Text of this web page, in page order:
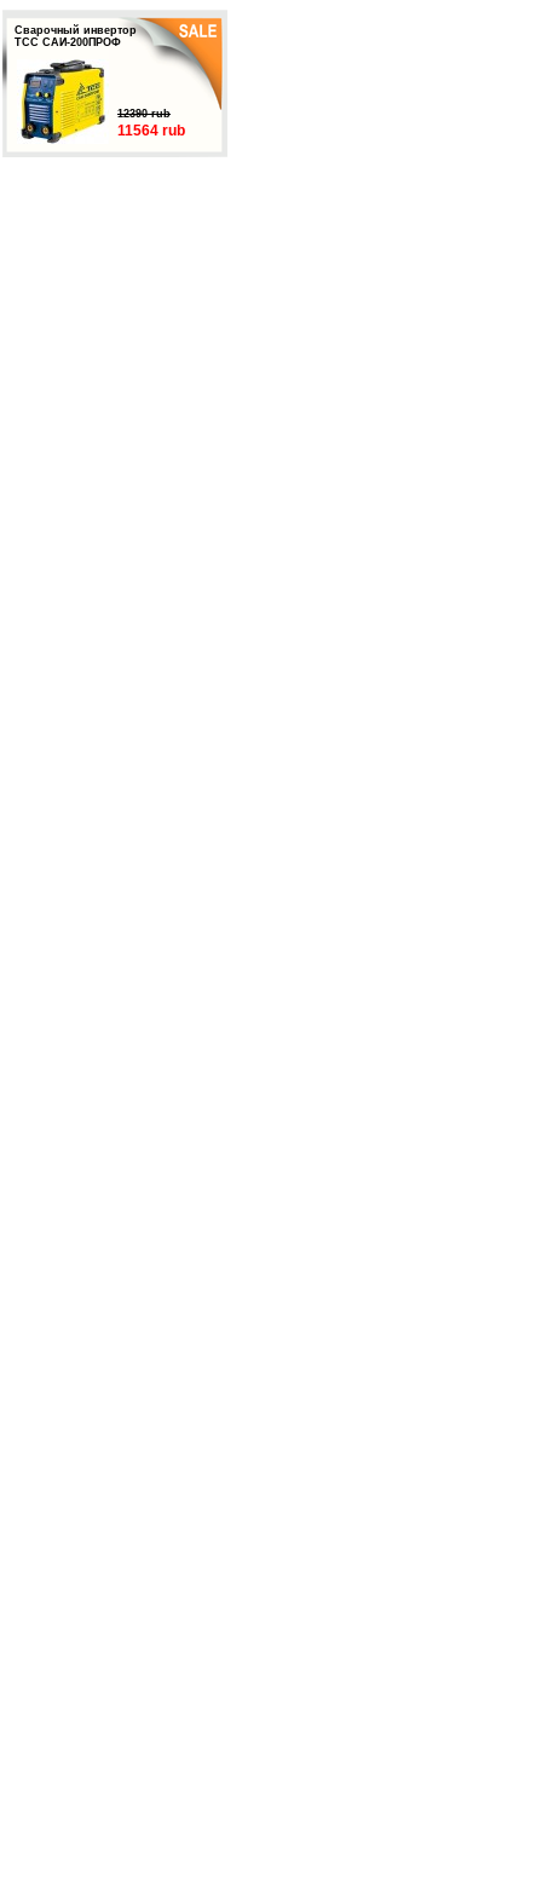
Сварочный инвертор
ТСС САИ-200ПРОФ
12390 rub
11564 rub